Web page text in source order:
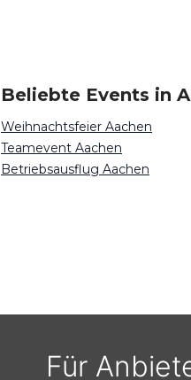
Beliebte Events in
Weihnachtsfeier Aachen
Teamevent Aachen
Betriebsausflug Aachen
Für